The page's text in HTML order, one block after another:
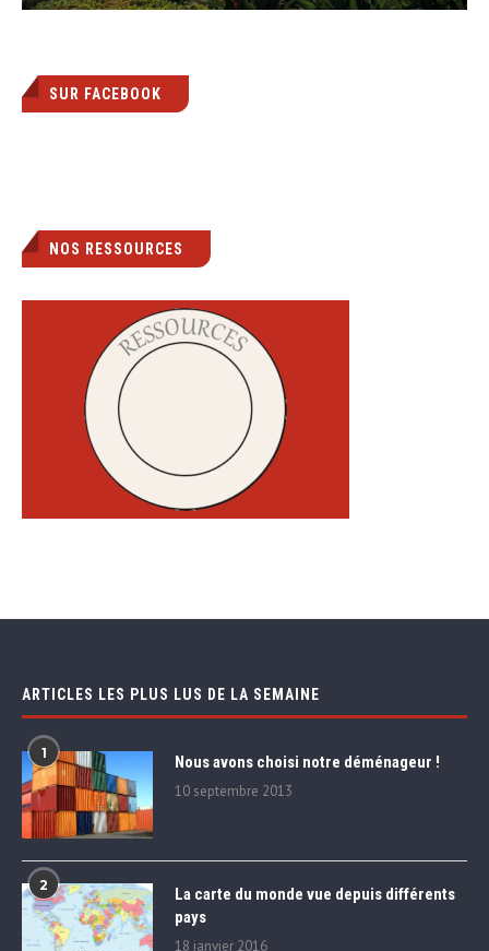
SUR FACEBOOK
NOS RESSOURCES
ARTICLES LES PLUS LUS DE LA SEMAINE
1 Nous avons choisi notre déménageur !
10 septembre 2013
2
La carte du monde vue depuis différents
pays
18 janvier 2016